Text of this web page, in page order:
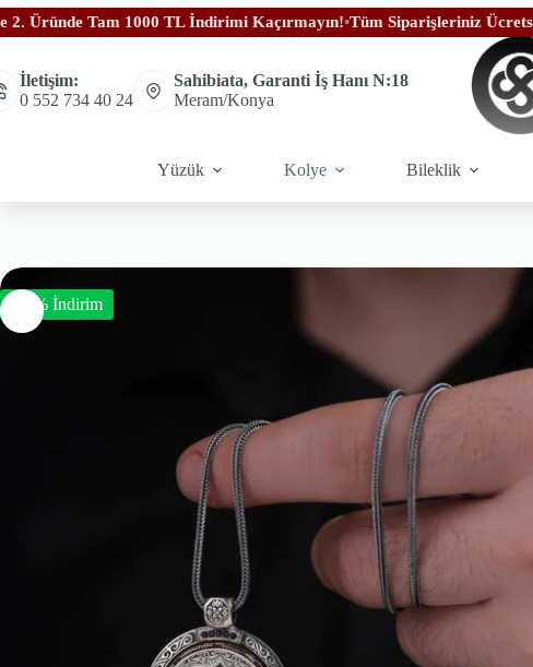
1000 TL İndirimi Kaçırmayın!• Tüm Siparişleriniz Ücretsiz Kargo İle
İletişim:
0 552 734 40 24
Sahibiata, Garanti İş Hanı N:18
Meram/Konya
Yüzük Kolye Bileklik
-50% İndirim